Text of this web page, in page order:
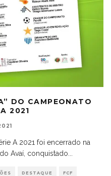
DO CAMPEONATO
2021
A 2021 foi encerrado na
Avaí, conquistado
DESTAQUE FCF